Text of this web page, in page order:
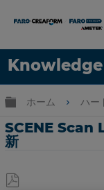
言語
グローバル
ホーム ハー
SCENE Scan
新